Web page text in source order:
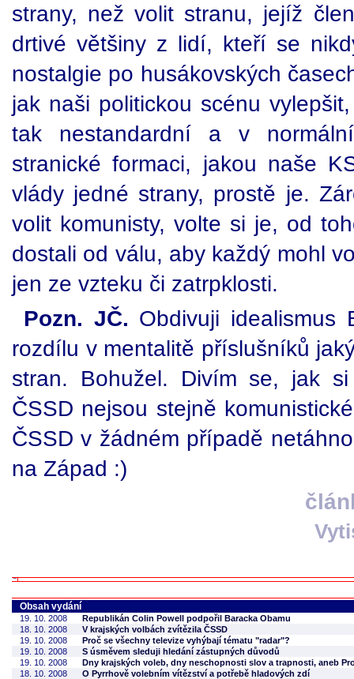
strany, než volit stranu, jejíž
drtivé většiny z lidí, kteří se
nostalgie po husákovských
jak naši politickou scénu
tak nestandardní a v
stranické formaci, jakou naše
vlády jedné strany, prostě je.
volit komunisty, volte si je, od
dostali od válu, aby každý mohl
jen ze vzteku či zatrpklosti.
Pozn. JČ. Obdivuji idealismus
rozdílu v mentalitě příslušníků
stran. Bohužel. Divím se, jak
ČSSD nejsou stejně
ČSSD v žádném případě
na Západ :)
Obsah vydání
19. 10. 2008
Republikán Colin Powell podpořil Baracka Obamu
18. 10. 2008
V krajských volbách zvítězila ČSSD
19. 10. 2008
Proč se všechny televize vyhýbají tématu "radar"?
19. 10. 2008
S úsměvem sleduji hledání zástupných důvodů
19. 10. 2008
Dny krajských voleb, dny neschopnosti slov a trapnosti, aneb
18. 10. 2008
O Pyrrhově volebním vítězství a potřebě hladových zdí